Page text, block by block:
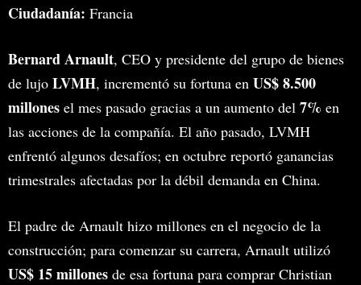
Ciudadanía: Francia
Bernard Arnault, CEO y presidente del grupo de bienes
de lujo LVMH, incrementó su fortuna en US$ 8.500
millones el mes pasado gracias a un aumento del 7% en
las acciones de la compañía. El año pasado, LVMH
enfrentó algunos desafíos; en octubre reportó ganancias
trimestrales afectadas por la débil demanda en China.
El padre de Arnault hizo millones en el negocio de la
construcción; para comenzar su carrera, Arnault utilizó
US$ 15 millones de esa fortuna para comprar Christian